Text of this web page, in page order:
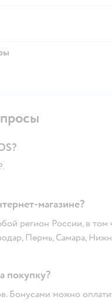
магазине?
регион России, в
Пермь, Самара,
покупку?
Бонусами можно